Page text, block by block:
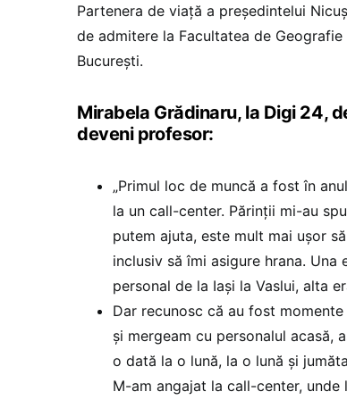
Partenera de viață a președintelui
de admitere la Facultatea de
București.
Mirabela Grădinaru, la Digi 24,
deveni profesor:
„Primul loc de muncă a fost în
la un call-center. Părinții mi-au
putem ajuta, este mult mai ușor
inclusiv să îmi asigure hrana. Una
personal de la Iași la Vaslui, alta
Dar recunosc că au fost
și mergeam cu personalul acasă,
o dată la o lună, la o lună și
M-am angajat la call-center,